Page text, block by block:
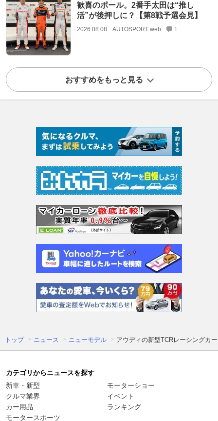
歓喜のポール。2番手太田は“推し
活”が後押しに？【第8戦予選会見】
2026.08.08 AUTOSPORT web 1
おすすめをもっと見る
トップ ニュース ニューモデル アウディの新型TCRレーシングカ
カテゴリからニュースを探す
新車・新型
クルマ業界
カー用品
モータースポーツ
モーターショー
イベント
ランキング